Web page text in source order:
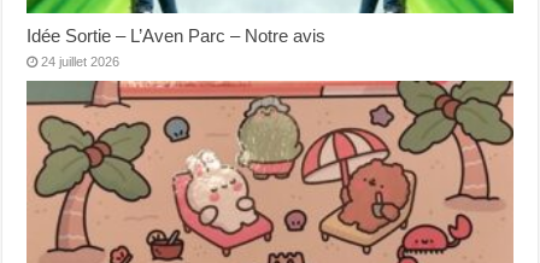
Idée Sortie – L’Aven Parc – Notre avis
24 juillet 2026